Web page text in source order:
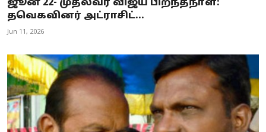
ஜூன் 22- முதல்வர் விஜய் பிறந்தநாள்:
தவெகவினர் அட்ராசிட்...
Jun 11, 2026